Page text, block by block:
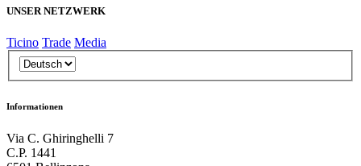
UNSER NETZWERK
Ticino Trade Media
Informationen
Via C. Ghiringhelli 7
C.P. 1441